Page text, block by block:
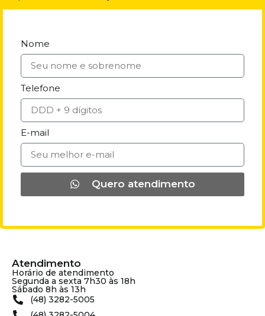
Nome
Telefone
E-mail
Quero atendimento
Atendimento
Horário de atendimento
Segunda a sexta 7h30 às 18h
Sábado 8h às 13h
(48) 3282-5005